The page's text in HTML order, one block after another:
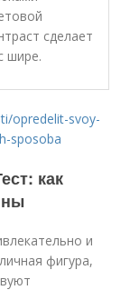
сделает
шире.
opredelit-svoy-
sposoba
как
и
фигура,